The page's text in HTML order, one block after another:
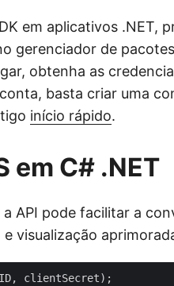
em aplicativos .NET,
gerenciador de
obtenha as
basta criar uma
início rápido.
em C# .NET
API pode facilitar a
visualização